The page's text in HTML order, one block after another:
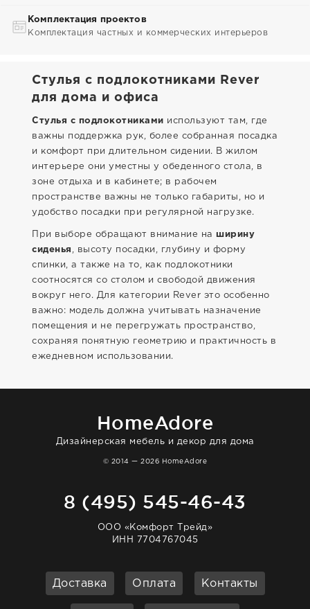
Комплектация проектов
Комплектация частных и коммерческих интерьеров
Стулья с подлокотниками Rever
для дома и офиса
Стулья с подлокотниками используют там, где
важны поддержка рук, более собранная посадка
и комфорт при длительном сидении. В жилом
интерьере они уместны у обеденного стола, в
зоне отдыха и в кабинете; в рабочем
пространстве важны не только габариты, но и
удобство посадки при регулярной нагрузке.
При выборе обращают внимание на ширину
сиденья
, высоту посадки, глубину и форму
спинки, а также на то, как подлокотники
соотносятся со столом и свободой движения
вокруг него. Для категории Rever это особенно
важно: модель должна учитывать назначение
помещения и не перегружать пространство,
сохраняя понятную геометрию и практичность в
ежедневном использовании.
HomeAdore
Дизайнерская мебель и декор для дома
© 2014 — 2026 HomeAdore
8 (495) 545-46-43
ООО «Комфорт Трейд»
ИНН 7704767045
Доставка Оплата Контакты